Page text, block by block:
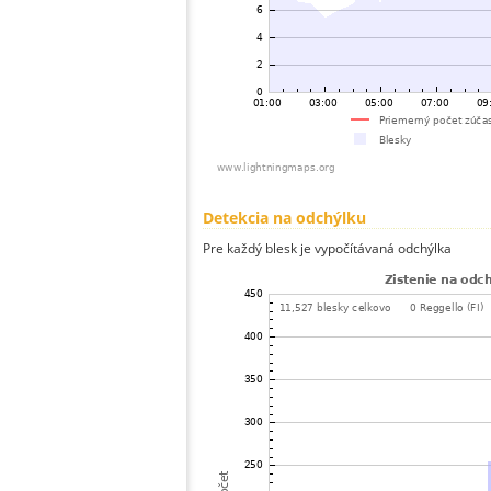
Detekcia na odchýlku
Pre každý blesk je vypočítávaná odchýlka